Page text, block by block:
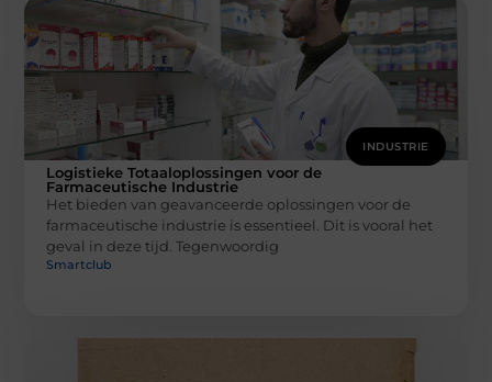
INDUSTRIE
Logistieke Totaaloplossingen voor de
Farmaceutische Industrie
Het bieden van geavanceerde oplossingen voor de
farmaceutische industrie is essentieel. Dit is vooral het
geval in deze tijd. Tegenwoordig
Smartclub